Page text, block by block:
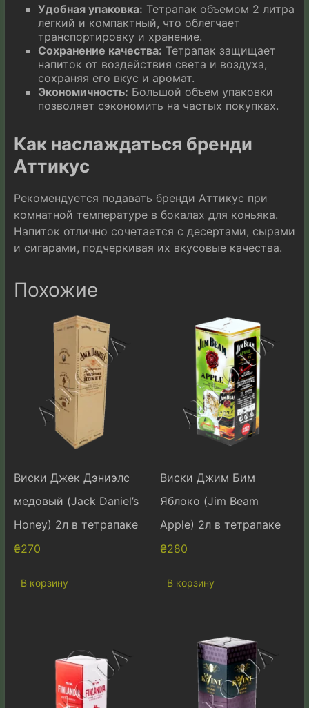
Удобная упаковка: Тетрапак объемом 2 литра
легкий и компактный, что облегчает
транспортировку и хранение.
Сохранение качества: Тетрапак защищает
напиток от воздействия света и воздуха,
сохраняя его вкус и аромат.
Экономичность: Большой объем упаковки
позволяет сэкономить на частых покупках.
Как наслаждаться бренди
Аттикус
Рекомендуется подавать бренди Аттикус при
комнатной температуре в бокалах для коньяка.
Напиток отлично сочетается с десертами, сырами
и сигарами, подчеркивая их вкусовые качества.
Похожие
Виски Джек Дэниэлс
медовый (Jack Daniel’s
Honey) 2л в тетрапаке
₴270
В корзину
Виски Джим Бим
Яблоко (Jim Beam
Apple) 2л в тетрапаке
₴280
В корзину